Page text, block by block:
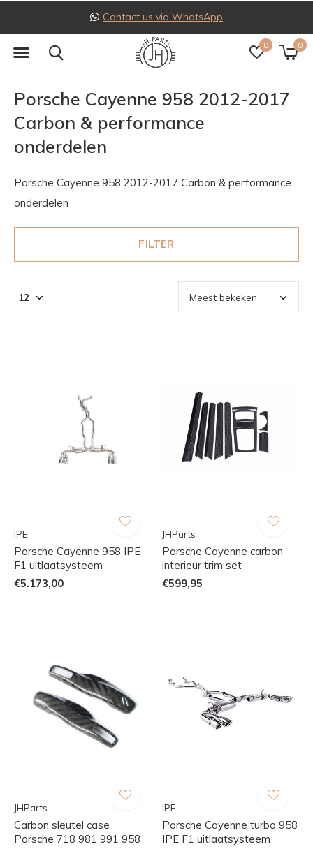
0 0
Follow us on Instagram
Porsche Cayenne 958 2012-2017
Carbon & performance
onderdelen
Porsche Cayenne 958 2012-2017 Carbon & performance
onderdelen
FILTER
IPE
Porsche Cayenne 958 IPE
F1 uitlaatsysteem
€5.173,00
JHParts
Porsche Cayenne carbon
interieur trim set
€599,95
JHParts
Carbon sleutel case
Porsche 718 981 991 958
IPE
Porsche Cayenne turbo 958
IPE F1 uitlaatsysteem